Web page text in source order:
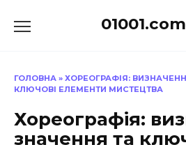
до
ГОЛОВНА » ХОРЕОГРАФІЯ:
КЛЮЧОВІ ЕЛЕМЕНТИ МИСТЕЦТВА
Хореографія:
значення та